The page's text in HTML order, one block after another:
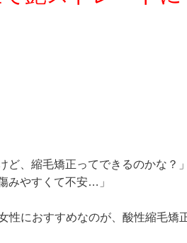
ど、縮毛矯正ってできるのかな？」
みやすくて不安…」
性におすすめなのが、酸性縮毛矯